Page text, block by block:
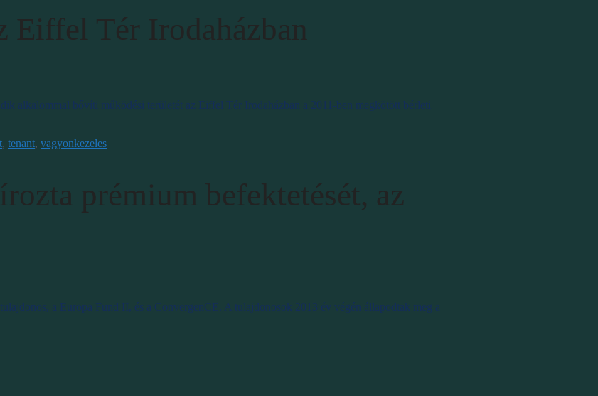
alkalommal bővíti működési területét az Eiffel Tér Irodaházban a 2011-ben megkötött bérleti
, tenant, vagyonkezeles
a Europa Fund II, és a ConvergenCE. A tulajdonosok 2013 év végén állapodtak meg a